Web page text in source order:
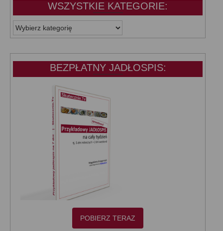
WSZYSTKIE KATEGORIE:
WSZYSTKIE
KATEGORIE:
BEZPŁATNY JADŁOSPIS:
POBIERZ TERAZ